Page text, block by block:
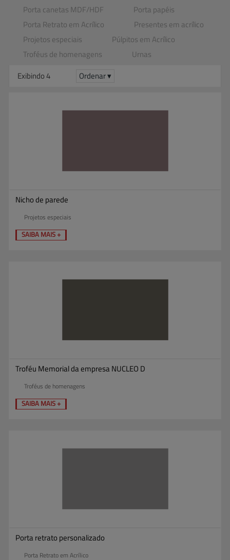
Porta canetas MDF​/​HDF
Porta papéis
Porta Retrato em Acrílico
Presentes em acrílico
Projetos especiais
Púlpitos em Acrílico
Troféus de homenagens
Urnas
Exibindo 4
Ordenar ▾
Nicho de parede
Projetos especiais
SAIBA MAIS +
Troféu Memorial da empresa NUCLEO D
Troféus de homenagens
SAIBA MAIS +
Porta retrato personalizado
Porta Retrato em Acrílico